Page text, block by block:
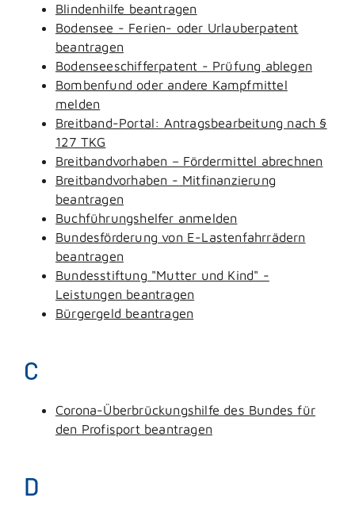
Blindenhilfe beantragen
Bodensee - Ferien- oder Urlauberpatent
beantragen
Bodenseeschifferpatent - Prüfung ablegen
Bombenfund oder andere Kampfmittel
melden
Breitband-Portal: Antragsbearbeitung nach §
127 TKG
Breitbandvorhaben – Fördermittel abrechnen
Breitbandvorhaben - Mitfinanzierung
beantragen
Buchführungshelfer anmelden
Bundesförderung von E-Lastenfahrrädern
beantragen
Bundesstiftung "Mutter und Kind" -
Leistungen beantragen
Bürgergeld beantragen
C
Corona-Überbrückungshilfe des Bundes für
den Profisport beantragen
D